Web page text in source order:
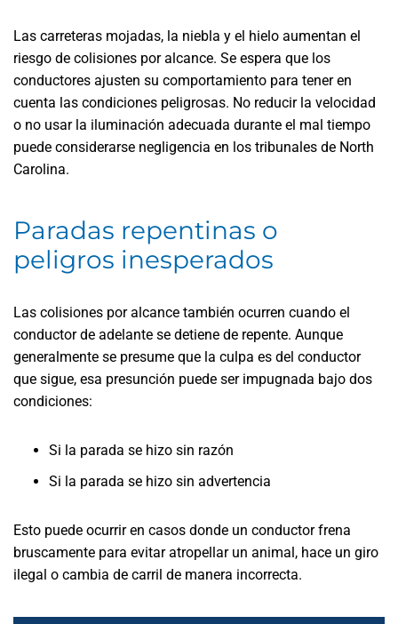
Las carreteras mojadas, la niebla y el hielo aumentan el
riesgo de colisiones por alcance. Se espera que los
conductores ajusten su comportamiento para tener en
cuenta las condiciones peligrosas. No reducir la velocidad
o no usar la iluminación adecuada durante el mal tiempo
puede considerarse negligencia en los tribunales de North
Carolina.
Paradas repentinas o
peligros inesperados
Las colisiones por alcance también ocurren cuando el
conductor de adelante se detiene de repente. Aunque
generalmente se presume que la culpa es del conductor
que sigue, esa presunción puede ser impugnada bajo dos
condiciones:
Si la parada se hizo sin razón
Si la parada se hizo sin advertencia
Esto puede ocurrir en casos donde un conductor frena
bruscamente para evitar atropellar un animal, hace un giro
ilegal o cambia de carril de manera incorrecta.